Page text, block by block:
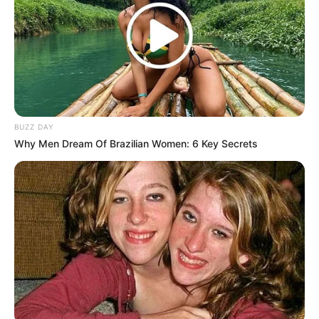
–
Fakta Menarik
Mengawali karirnya pada tahun 2005 dengan menjadi seorang
model.
Pernah salah memilih tempat untuk extension bulu mata
sehingga menyebabkan bulu matanya rontok.
Penyanyi favoritnya adalah Oasis, U2, dan lain-lain.
Ternyata cita-citanya dari kecil ingin menjadi seorang model
catwalk. Namun, karena tinggi badan yang tidak memenuhi
syarat, akhirnya ia memendam keinginannya tersebut.
Dalam pemilihan karakter untuk bermain peran, sebenarnya ia
sangat menyukai karakter yang bersifat antagonis karena merasa
nyaman untuk memainkannya.
Telah memiliki satu orang anak yang diberi nama Nura Alya
BUZZ DAY
Why Men Dream Of Brazilian Women: 6 Key Secrets